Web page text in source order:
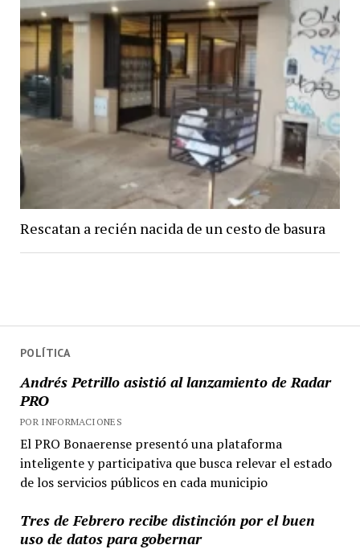
POLÍTICA
Andrés Petrillo asistió al lanzamiento de Radar
PRO
POR INFORMACIONES
El PRO Bonaerense presentó una plataforma
inteligente y participativa que busca relevar el estado
de los servicios públicos en cada municipio
Tres de Febrero recibe distinción por el buen
uso de datos para gobernar
Rescatan a recién nacida de un cesto de basura